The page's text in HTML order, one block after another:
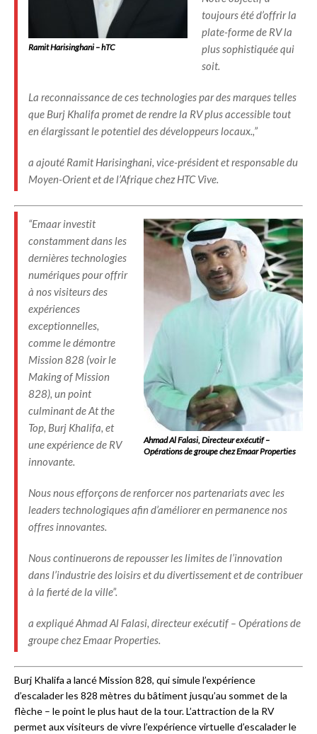
Ramit Harisinghani – hTC
toujours été d’offrir la
plate-forme de RV la
plus sophistiquée qui
soit.
La reconnaissance de ces technologies par des marques telles
que Burj Khalifa promet de rendre la RV plus accessible tout
en élargissant le potentiel des développeurs locaux.,”
a ajouté Ramit Harisinghani, vice-président et responsable du
Moyen-Orient et de l’Afrique chez HTC Vive.
Ahmad Al Falasi, Directeur exécutif –
Opérations de groupe chez Emaar Properties
“Emaar investit
constamment dans les
dernières technologies
numériques pour offrir
à nos visiteurs des
expériences
exceptionnelles,
comme le démontre
Mission 828 (voir le
Making of Mission
828), un point
culminant de At the
Top, Burj Khalifa, et
une expérience de RV
innovante.
Nous nous efforçons de renforcer nos partenariats avec les
leaders technologiques afin d’améliorer en permanence nos
offres innovantes.
Nous continuerons de repousser les limites de l’innovation
dans l’industrie des loisirs et du divertissement et de contribuer
à la fierté de la ville”.
a expliqué Ahmad Al Falasi, directeur exécutif – Opérations de
groupe chez Emaar Properties.
Burj Khalifa a lancé Mission 828, qui simule l’expérience
d’escalader les 828 mètres du bâtiment jusqu’au sommet de la
flèche – le point le plus haut de la tour. L’attraction de la RV
permet aux visiteurs de vivre l’expérience virtuelle d’escalader le